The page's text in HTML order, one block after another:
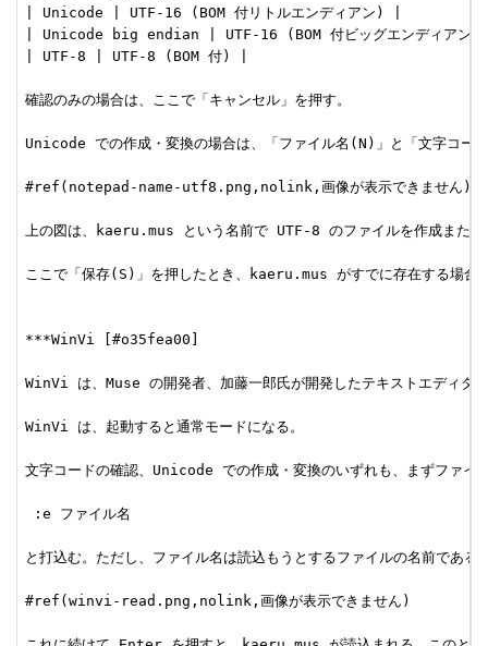
| Unicode | UTF-16 (BOM 付リトルエンディアン) |
| Unicode big endian | UTF-16 (BOM 付ビッグエンディアン
| UTF-8 | UTF-8 (BOM 付) |
確認のみの場合は、ここで「キャンセル」を押す。
Unicode での作成・変換の場合は、「ファイル名(N)」と「文字コー
#ref(notepad-name-utf8.png,nolink,画像が表示できません)
上の図は、kaeru.mus という名前で UTF-8 のファイルを作成または
ここで「保存(S)」を押したとき、kaeru.mus がすでに存在する場合
***WinVi [#o35fea00]
WinVi は、Muse の開発者、加藤一郎氏が開発したテキストエデ
WinVi は、起動すると通常モードになる。
文字コードの確認、Unicode での作成・変換のいずれも、まずファイ
:e ファイル名
と打込む。ただし、ファイル名は読込もうとするファイルの名前で
#ref(winvi-read.png,nolink,画像が表示できません)